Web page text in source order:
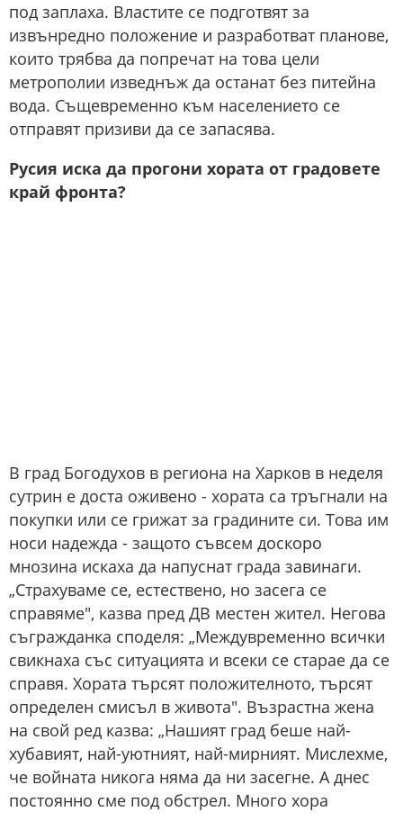
под заплаха. Властите се подготвят за
извънредно положение и разработват планове,
които трябва да попречат на това цели
метрополии изведнъж да останат без питейна
вода. Същевременно към населението се
отправят призиви да се запасява.
Русия иска да прогони хората от градовете
край фронта?
В град Богодухов в региона на Харков в неделя
сутрин е доста оживено - хората са тръгнали на
покупки или се грижат за градините си. Това им
носи надежда - защото съвсем доскоро
мнозина искаха да напуснат града завинаги.
„Страхуваме се, естествено, но засега се
справяме", казва пред ДВ местен жител. Негова
съгражданка споделя: „Междувременно всички
свикнаха със ситуацията и всеки се старае да се
справя. Хората търсят положителното, търсят
определен смисъл в живота". Възрастна жена
на свой ред казва: „Нашият град беше най-
хубавият, най-уютният, най-мирният. Мислехме,
че войната никога няма да ни засегне. А днес
постоянно сме под обстрел. Много хора